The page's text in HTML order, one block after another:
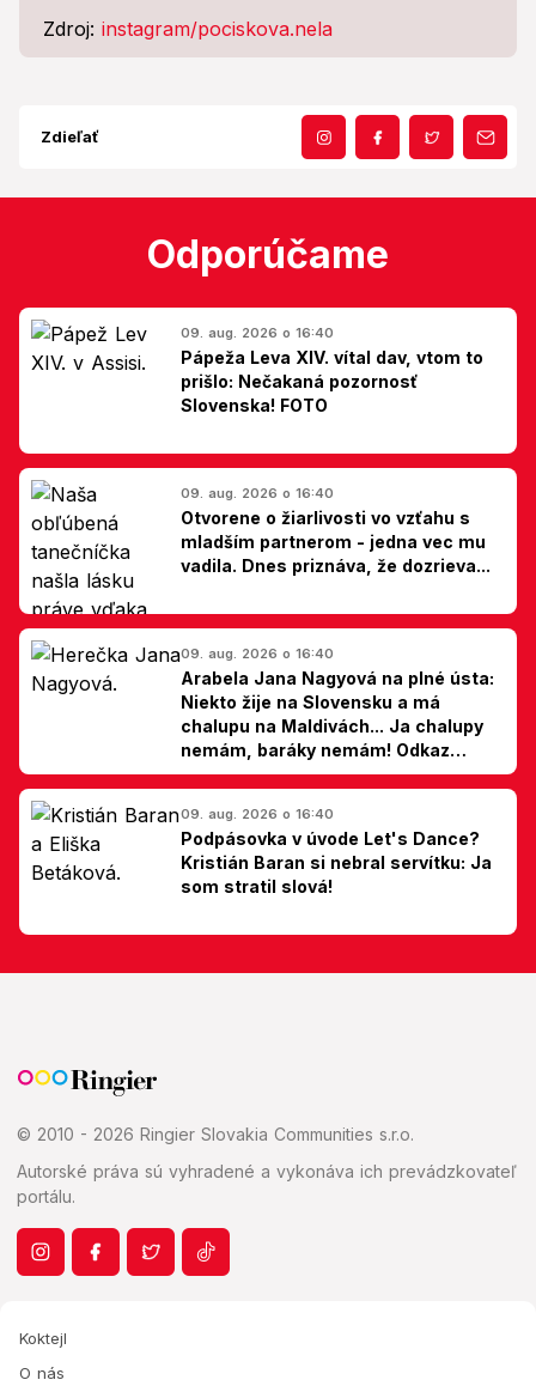
Zdroj: instagram/pociskova.nela
Zdieľať
Odporúčame
09. aug. 2026 o 16:40
Pápeža Leva XIV. vítal dav, vtom to
prišlo: Nečakaná pozornosť
Slovenska! FOTO
09. aug. 2026 o 16:40
Otvorene o žiarlivosti vo vzťahu s
mladším partnerom - jedna vec mu
vadila. Dnes priznáva, že dozrieva...
09. aug. 2026 o 16:40
Arabela Jana Nagyová na plné ústa:
Niekto žije na Slovensku a má
chalupu na Maldivách... Ja chalupy
nemám, baráky nemám! Odkaz
Slovákom
09. aug. 2026 o 16:40
Podpásovka v úvode Let's Dance?
Kristián Baran si nebral servítku: Ja
som stratil slová!
© 2010 - 2026 Ringier Slovakia Communities s.r.o.
Autorské práva sú vyhradené a vykonáva ich prevádzkovateľ
portálu.
Koktejl
O nás